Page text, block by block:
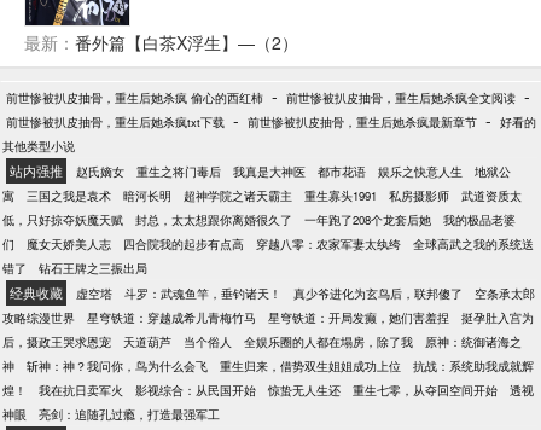
喜欢的男人利用，抛弃，伤心欲绝，年纪轻轻便结束
了自己的生命。谢红尘……男人有什么用，男人只会
人，啪啪打脸，话说这个仙也不是非修不可……颜控
谢红尘激动的泪水从嘴角滑下来:叔叔，算命吗？不准
陆九朝:嗯。谢红尘掐指一算:你五行缺我，有了我，长
命百岁只是打底，长生不老我也可以……后来，陆九
朝眼神阴郁，偏执的看着谈笑间断生死，抬手间逆阴
阳的谢红尘，真的好想把他藏起来……红尘，你招惹
了我，死生都是我的……世人都道，陆九爷身在红
尘，心在佛门，却不知，他为一人，而入红尘。九爷
信佛，男女皆是忌讳，唯“谢红尘”除外……
最新： 番外篇【白茶X浮生】—（2）
前世惨被扒皮抽骨，重生后她杀疯 偷心的西红柿 - 前世惨被扒皮抽骨，重生后她杀疯全文阅读 -
前世惨被扒皮抽骨，重生后她杀疯txt下载 - 前世惨被扒皮抽骨，重生后她杀疯最新章节 - 好看的
其他类型小说
站内强推 赵氏嫡女 重生之将门毒后 我真是大神医 都市花语 娱乐之快意人生
地狱公
寓
三国之我是袁术 暗河长明 超神学院之诸天霸主 重生寡头1991 私房摄影师
武道资质太
低，只好掠夺妖魔天赋
封总，太太想跟你离婚很久了 一年跑了208个龙套后她
我的极品老婆
们
魔女天娇美人志 四合院我的起步有点高 穿越八零：农家军妻太纨绔
全球高武之我的系统送
错了
钻石王牌之三振出局
经典收藏 虚空塔 斗罗：武魂鱼竿，垂钓诸天！ 真少爷进化为玄鸟后，联邦傻了
空条承太郎
攻略综漫世界
星穹铁道：穿越成希儿青梅竹马 星穹铁道：开局发癫，她们害羞捏
挺孕肚入宫为
后，摄政王哭求恩宠
天道葫芦 当个俗人 全娱乐圈的人都在塌房，除了我
原神：统御诸海之
神
斩神：神？我问你，鸟为什么会飞 重生归来，借势双生姐姐成功上位
抗战：系统助我成就辉
煌！
我在抗日卖军火 影视综合：从民国开始 惊蛰无人生还 重生七零，从夺回空间开始
透视
神眼
亮剑：追随孔过瘾，打造最强军工